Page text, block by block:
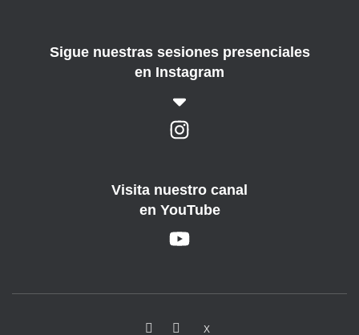
Sigue nuestras sesiones presenciales
en Instagram
Visita nuestro canal
en YouTube
X